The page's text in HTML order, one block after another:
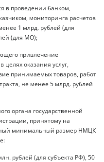
в проведении банком,
мониторинга расчетов
1 млрд. рублей (для
(для МО);
привлечение
оказания услуг,
принимаемых товаров, работ
не менее 5 млрд. рублей
органа государственной
принятому на
минимальный размер НМЦК
рублей (для субъекта РФ), 50